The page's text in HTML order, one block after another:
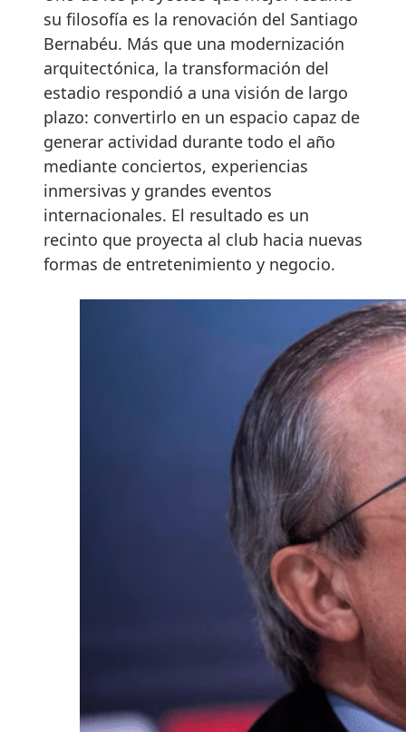
su filosofía es la renovación del Santiago
Bernabéu. Más que una modernización
arquitectónica, la transformación del
estadio respondió a una visión de largo
plazo: convertirlo en un espacio capaz de
generar actividad durante todo el año
mediante conciertos, experiencias
inmersivas y grandes eventos
internacionales. El resultado es un
recinto que proyecta al club hacia nuevas
formas de entretenimiento y negocio.